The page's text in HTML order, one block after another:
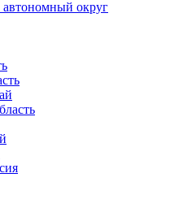
округ